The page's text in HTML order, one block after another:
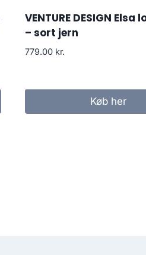
VENTURE DESIGN
– sort jern
779.00 kr.
Køb her